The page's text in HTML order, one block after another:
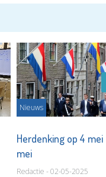
Nieuws
Herdenking op 4
mei
Redactie - 02-05-2025